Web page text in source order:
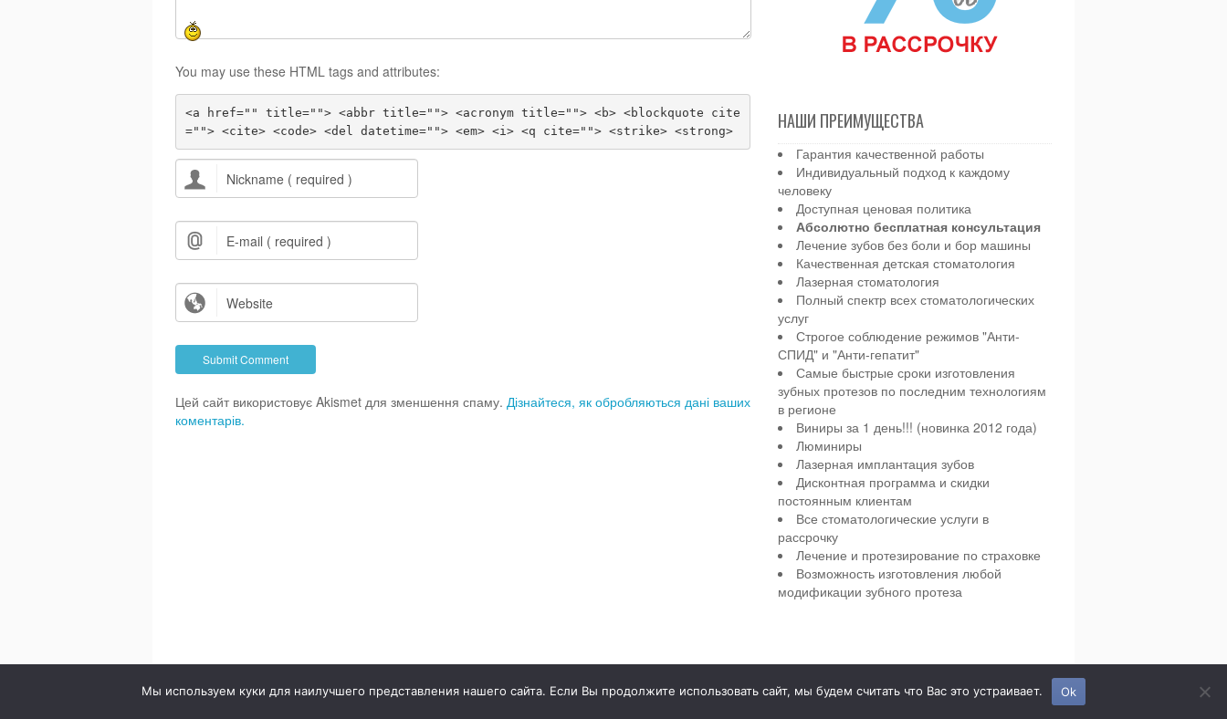
You may use these HTML tags and attributes:
<a href="" title=""> <abbr title=""> <acronym title=""> <b> <blockquote cite
=""> <cite> <code> <del datetime=""> <em> <i> <q cite=""> <strike> <strong>
Цей сайт використовує Akismet для зменшення спаму. Дізнайтеся, як обробляються дані ваших
коментарів.
НАШИ ПРЕИМУЩЕСТВА
Гарантия качественной работы
Индивидуальный подход к каждому
человеку
Доступная ценовая политика
Абсолютно бесплатная консультация
Лечение зубов без боли и бор машины
Качественная детская стоматология
Лазерная стоматология
Полный спектр всех стоматологических
услуг
Строгое соблюдение режимов "Анти-
СПИД" и "Анти-гепатит"
Самые быстрые сроки изготовления
зубных протезов по последним технологиям
в регионе
Виниры за 1 день!!! (новинка 2012 года)
Люминиры
Лазерная имплантация зубов
Дисконтная программа и скидки
постоянным клиентам
Все стоматологические услуги в
рассрочку
Лечение и протезирование по страховке
Возможность изготовления любой
модификации зубного протеза
Детская и взрослая стоматология в городе Сумы.
Мы используем куки для наилучшего представления нашего сайта. Если Вы продолжите использовать сайт, мы будем считать что Вас это устраивает. Ok